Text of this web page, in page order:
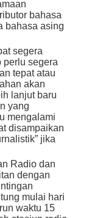
bahasa
bahasa asing
segera
perlu segera
tepat atau
akan
lanjut baru
yang
mengalami
disampaikan
jika
Radio dan
dengan
mulai hari
waktu 15